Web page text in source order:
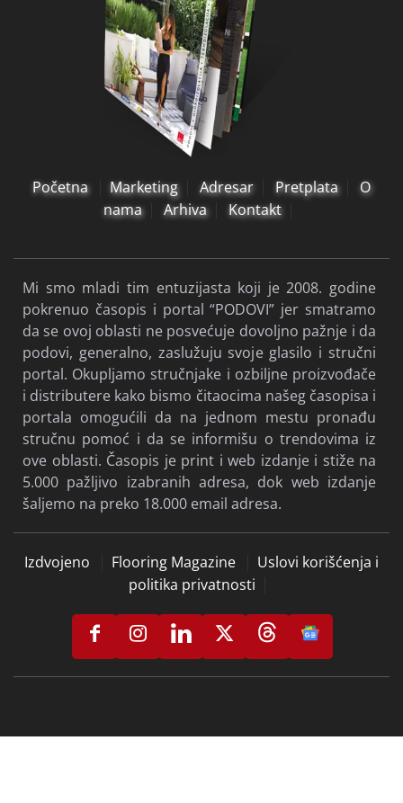
Početna Marketing Adresar Pretplata
O
nama
Arhiva Kontakt
Mi smo mladi tim entuzijasta koji je 2008. godine
pokrenuo časopis i portal “PODOVI” jer smatramo
da se ovoj oblasti ne posvećuje dovoljno pažnje i da
podovi, generalno, zaslužuju svoje glasilo i stručni
portal. Okupljamo stručnjake i ozbiljne proizvođače
i distributere kako bismo čitaocima našeg časopisa i
portala omogućili da na jednom mestu pronađu
stručnu pomoć i da se informišu o trendovima iz
ove oblasti. Časopis je print i web izdanje i stiže na
5.000 pažljivo izabranih adresa, dok web izdanje
šaljemo na preko 18.000 email adresa.
Izdvojeno Flooring Magazine
Uslovi korišćenja i
politika privatnosti